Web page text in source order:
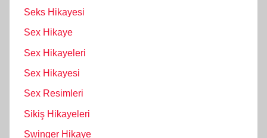
Seks Hikayesi
Sex Hikaye
Sex Hikayeleri
Sex Hikayesi
Sex Resimleri
Sikiş Hikayeleri
Swinger Hikaye